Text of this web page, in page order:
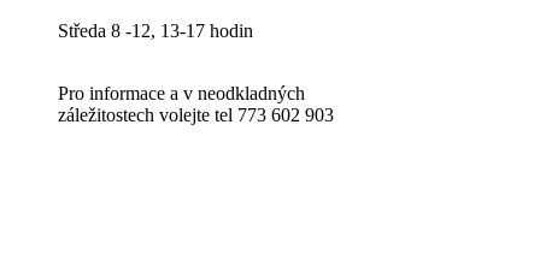
Středa 8 -12, 13-17 hodin
Pro informace a v neodkladných
záležitostech volejte tel 773 602 903